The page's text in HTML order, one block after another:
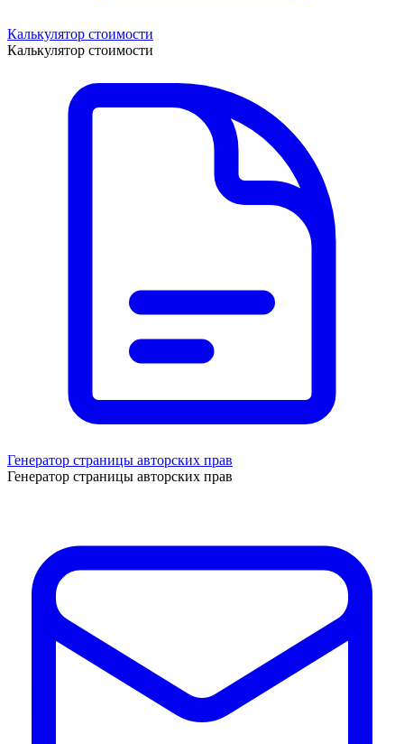
Калькулятор стоимости
Калькулятор стоимости
Генератор страницы авторских прав
Генератор страницы авторских прав